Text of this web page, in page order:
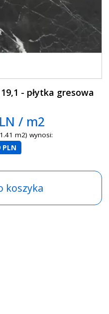
- płytka gresowa
/ m2
m2) wynosi:
PLN
koszyka